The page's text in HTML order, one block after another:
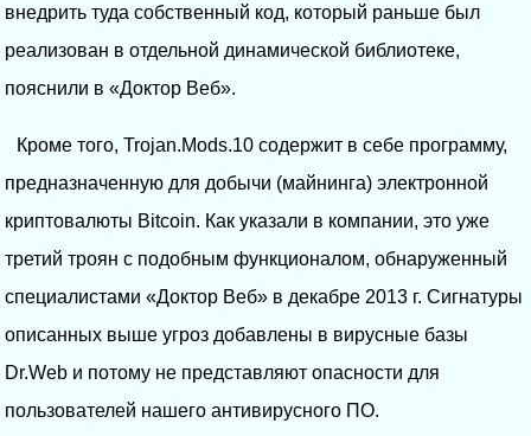
внедрить туда собственный код, который раньше был
реализован в отдельной динамической библиотеке,
пояснили в «Доктор Веб».
Кроме того, Trojan.Mods.10 содержит в себе программу,
предназначенную для добычи (майнинга) электронной
криптовалюты Bitcoin. Как указали в компании, это уже
третий троян с подобным функционалом, обнаруженный
специалистами «Доктор Веб» в декабре 2013 г. Сигнатуры
описанных выше угроз добавлены в вирусные базы
Dr.Web и потому не представляют опасности для
пользователей нашего антивирусного ПО.